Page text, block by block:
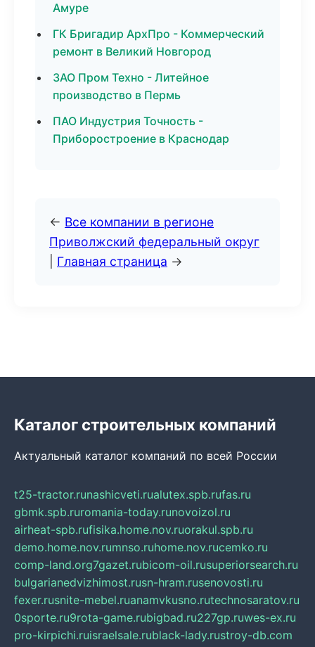
Амуре
ГК Бригадир АрхПро - Коммерческий
ремонт в Великий Новгород
ЗАО Пром Техно - Литейное
производство в Пермь
ПАО Индустрия Точность -
Приборостроение в Краснодар
← Все компании в регионе
Приволжский федеральный округ
Главная страница →
Каталог строительных компаний
Актуальный каталог компаний по всей России
t25-tractor.runashicveti.rualutex.spb.rufas.ru
gbmk.spb.ruromania-today.runovoizol.ru
airheat-spb.rufisika.home.nov.ruorakul.spb.ru
demo.home.nov.rumnso.ruhome.nov.rucemko.ru
comp-land.org7gazet.rubicom-oil.rusuperiorsearch.ru
bulgarianedvizhimost.rusn-hram.rusenovosti.ru
fexer.rusnite-mebel.ruanamvkusno.rutechnosaratov.ru
0sporte.ru9rota-game.rubigbad.ru227gp.ruwes-ex.ru
pro-kirpichi.ruisraelsale.rublack-lady.rustroy-db.com